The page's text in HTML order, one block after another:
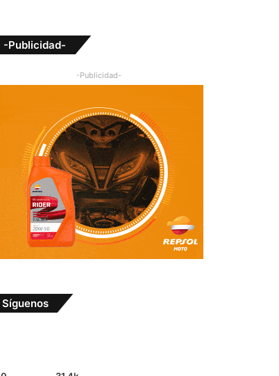
-Publicidad-
-Publicidad-
Síguenos